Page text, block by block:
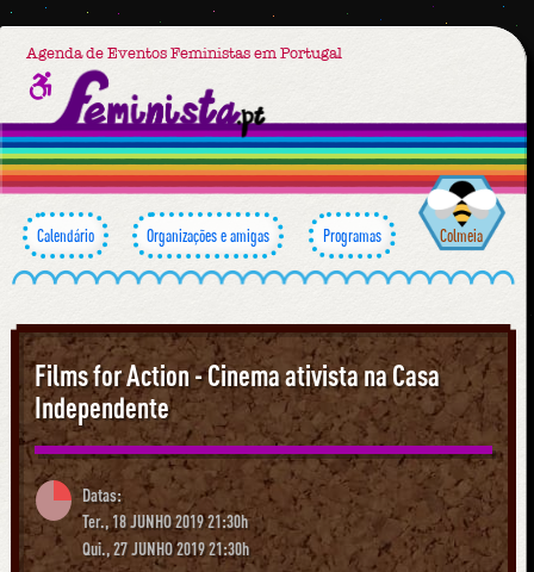
Agenda de Eventos Feministas em Portugal
Calendário Organizações e amigas Programas Colmeia
Films for Action - Cinema ativista na Casa
Independente
Datas:
Ter., 18 JUNHO 2019 21:30h
Qui., 27 JUNHO 2019 21:30h